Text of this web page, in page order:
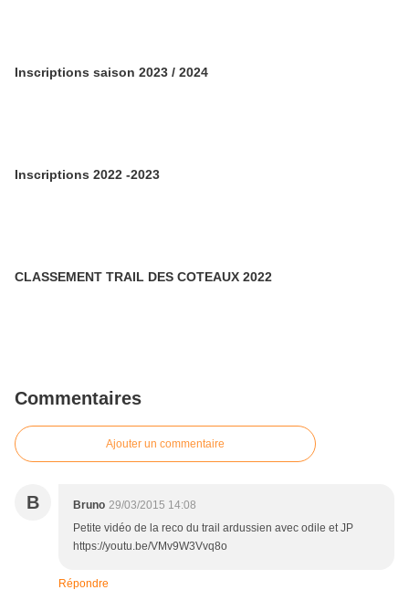
Inscriptions saison 2023 / 2024
Inscriptions 2022 -2023
CLASSEMENT TRAIL DES COTEAUX 2022
Commentaires
Ajouter un commentaire
B Bruno 29/03/2015 14:08
Petite vidéo de la reco du trail ardussien avec odile et JP
https://youtu.be/VMv9W3Vvq8o
Répondre